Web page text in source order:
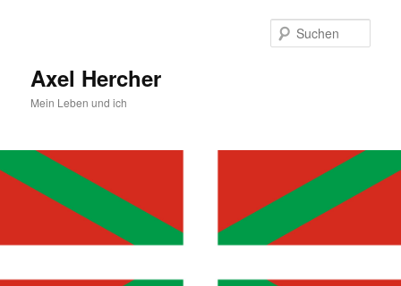
Axel Hercher
Mein Leben und ich